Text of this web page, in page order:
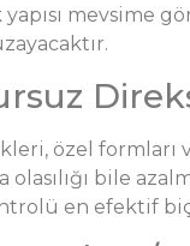
mevsime
özel
olasılığı bile
en efektif